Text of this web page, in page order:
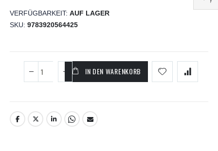
VERFÜGBARKEIT: AUF LAGER
SKU 9783920564425
IN DEN WARENKORB